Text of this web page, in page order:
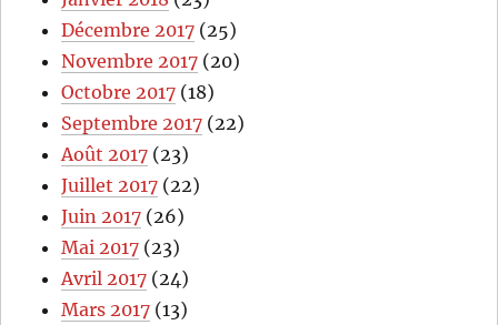
Décembre 2017 (25)
Novembre 2017 (20)
Octobre 2017 (18)
Septembre 2017 (22)
Août 2017 (23)
Juillet 2017 (22)
Juin 2017 (26)
Mai 2017 (23)
Avril 2017 (24)
Mars 2017 (13)